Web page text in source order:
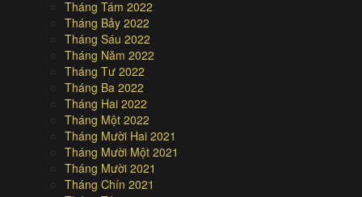
Tháng Tám 2022
Tháng Bảy 2022
Tháng Sáu 2022
Tháng Năm 2022
Tháng Tư 2022
Tháng Ba 2022
Tháng Hai 2022
Tháng Một 2022
Tháng Mười Hai 2021
Tháng Mười Một 2021
Tháng Mười 2021
Tháng Chín 2021